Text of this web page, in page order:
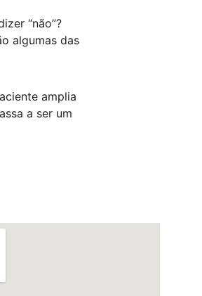
“não”?
algumas das
amplia
a ser um